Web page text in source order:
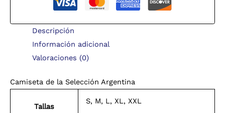
Descripción
Información adicional
Valoraciones (0)
Camiseta de la Selección Argentina
Tallas
S, M, L, XL, XXL